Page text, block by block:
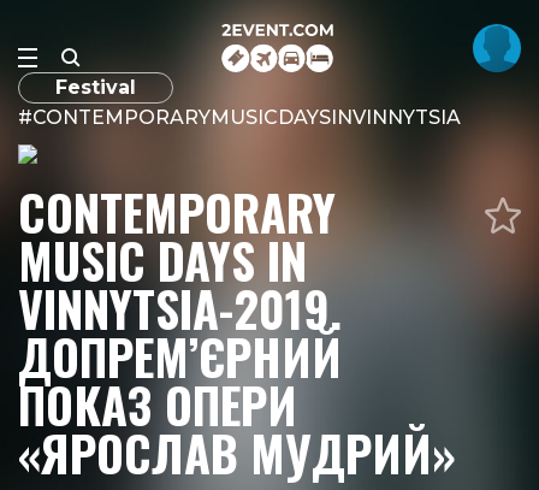
Festival
#CONTEMPORARYMUSICDAYSINVINNYTSIA
CONTEMPORARY
MUSIC DAYS IN
VINNYTSIA-2019.
ДОПРЕМ’ЄРНИЙ
ПОКАЗ ОПЕРИ
«ЯРОСЛАВ МУДРИЙ»